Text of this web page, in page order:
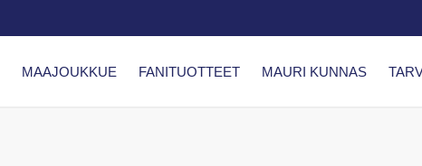
MAAJOUKKUE FANITUOTTEET MAURI KUNNAS